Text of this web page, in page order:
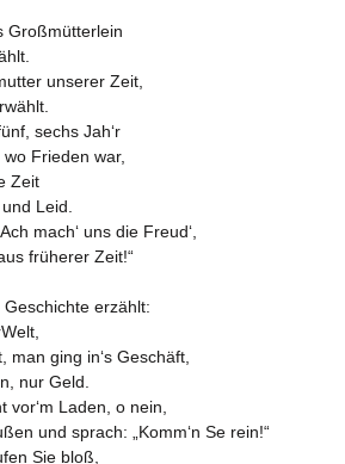
Großmütterlein
unserer Zeit,
sechs Jah‘r
Frieden war,
Zeit
Leid.
mach‘ uns die Freud‘,
früherer Zeit!“
erzählt:
man ging in‘s Geschäft,
nur Geld.
vor‘m Laden, o nein,
und sprach: „Komm‘n Se rein!“
Sie bloß,